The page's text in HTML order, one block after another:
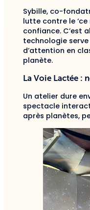
Sybille, co-
lutte contre le ‘ce
confiance. C’est
technologie serve
d’attention en
planète.
La Voie Lactée :
Un atelier dure
spectacle
après planètes,